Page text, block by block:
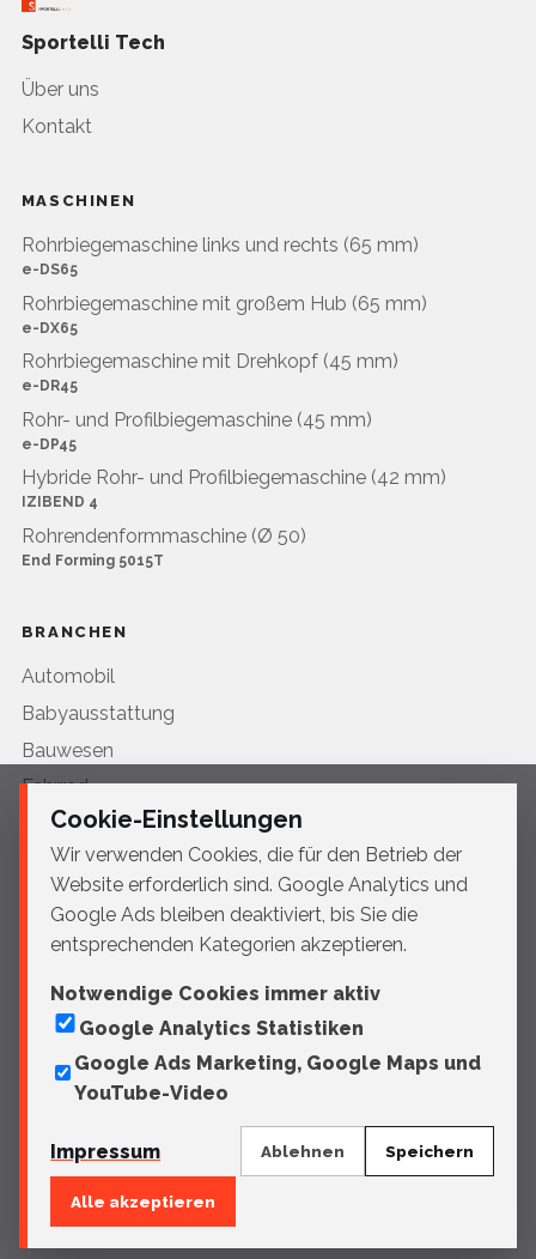
Sportelli Tech
Über uns
Kontakt
MASCHINEN
Rohrbiegemaschine links und rechts (65 mm)
e-DS65
Rohrbiegemaschine mit großem Hub (65 mm)
e-DX65
Rohrbiegemaschine mit Drehkopf (45 mm)
e-DR45
Rohr- und Profilbiegemaschine (45 mm)
e-DP45
Hybride Rohr- und Profilbiegemaschine (42 mm)
IZIBEND 4
Rohrendenformmaschine (Ø 50)
End Forming 5015T
BRANCHEN
Automobil
Babyausstattung
Bauwesen
Fahrrad
HVAC
Landwirtschaft & Tiefbau
Luftfahrt
Medizintechnik
Motorrad
Schiffbau
© 2026 Sportelli Tech
Cookie-Einstellungen
Wir verwenden Cookies, die für den Betrieb der
Website erforderlich sind. Google Analytics und
Google Ads bleiben deaktiviert, bis Sie die
entsprechenden Kategorien akzeptieren.
Notwendige Cookies immer aktiv
Google Analytics Statistiken
Google Ads Marketing, Google Maps und
YouTube-Video
Impressum Ablehnen Speichern
Alle akzeptieren